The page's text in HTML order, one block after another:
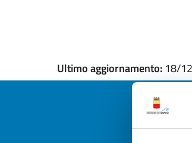
Ultimo aggiornamento: 18/